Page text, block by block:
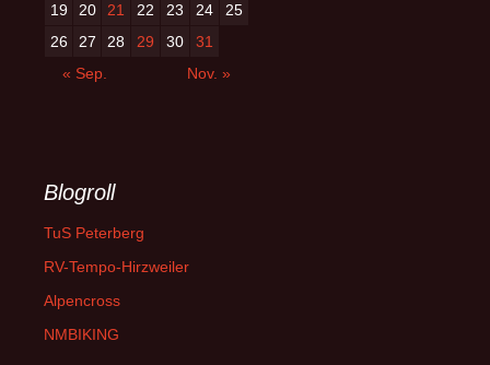
19
20 21 22 23 24
25
26
27 28 29 30
31
« Sep.
Nov. »
Blogroll
TuS Peterberg
RV-Tempo-Hirzweiler
Alpencross
NMBIKING